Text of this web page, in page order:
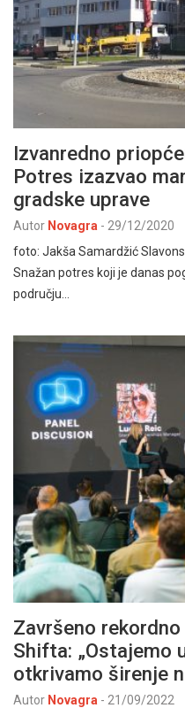
Izvanredno
Potres izazvao
gradske uprave
Autor Novagra - 29/12/2020
foto: Jakša Samardžić
Snažan potres koji je danas
području…
Završeno
Shifta: „Ostajemo
otkrivamo širenje
Autor Novagra - 21/09/2022